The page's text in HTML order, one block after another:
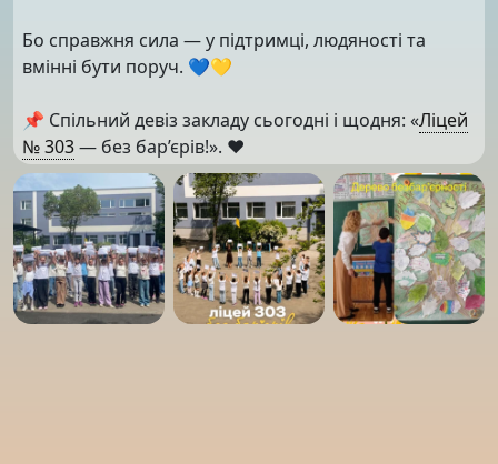
Бо справжня сила — у підтримці, людяності та
вмінні бути поруч. 💙💛
📌 Спільний девіз закладу сьогодні і щодня: «Ліцей
№ 303— без бар’єрів!». ❤️